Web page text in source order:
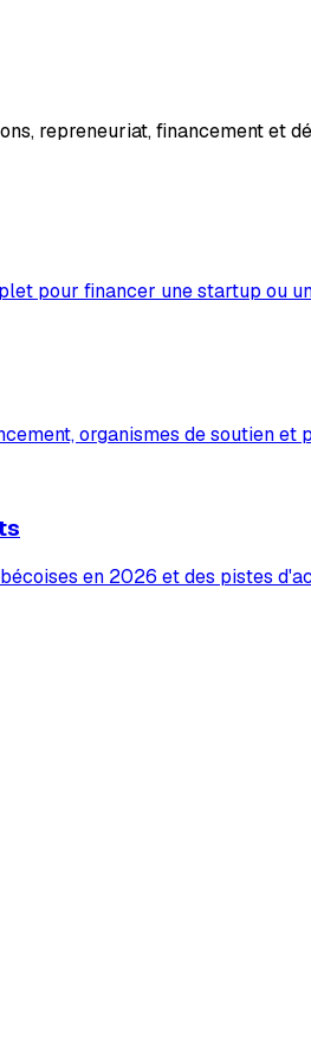
repreneuriat, financement et
pour financer une startup ou
organismes de soutien et
en 2026 et des pistes